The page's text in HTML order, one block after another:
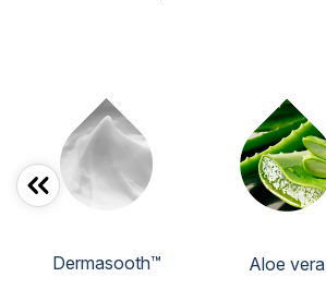
Dermasooth™ Aloe vera